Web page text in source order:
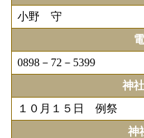
小野 守
0898－72－5399
神
１０月１５日 例祭
神